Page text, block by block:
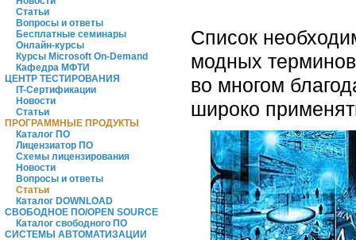
Статьи
Вопросы и ответы
Бесплатные семинары
Онлайн-курсы
Курсы Microsoft On-Demand
Кафедра МФТИ
ЦЕНТР ТЕСТИРОВАНИЯ
IT-Сертификации
Новости
Статьи
ПРОГРАММНЫЕ ПРОДУКТЫ
Каталог ПО
Лицензиатор ПО
Схемы лицензирования
Новости
Вопросы и ответы
Статьи
Каталог DOWNLOAD
СВОБОДНОЕ ПО/OPEN SOURCE
Каталог свободного ПО
СИСТЕМЫ АВТОМАТИЗАЦИИ
Список
модных
во многом
широко